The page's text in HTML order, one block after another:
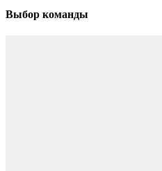
Выбор команды